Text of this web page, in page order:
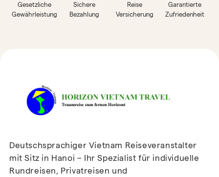
Gesetzliche
Gewährleistung
Sichere
Bezahlung
Reise
Versicherung
Garantierte
Zufriedenheit
Deutschsprachiger Vietnam Reiseveranstalter
mit Sitz in Hanoi – Ihr Spezialist für individuelle
Rundreisen, Privatreisen und